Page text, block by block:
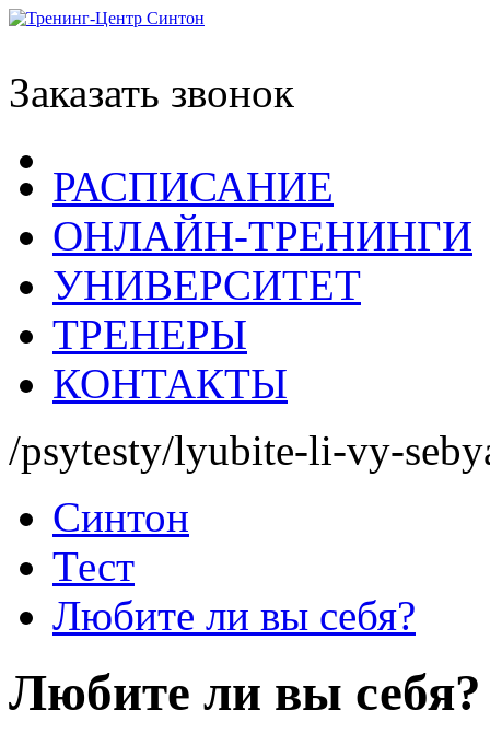
Заказать звонок
РАСПИСАНИЕ
ОНЛАЙН-ТРЕНИНГИ
УНИВЕРСИТЕТ
ТРЕНЕРЫ
КОНТАКТЫ
/psytesty/lyubite-li-vy-
Синтон
Тест
Любите ли вы себя?
Любите ли вы себя?